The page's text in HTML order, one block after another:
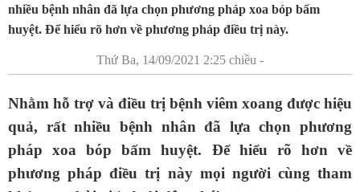
nhiều bệnh nhân đã lựa chọn phương pháp xoa bóp bấm
huyệt. Để hiểu rõ hơn về phương pháp điều trị này.
Thứ Ba, 14/09/2021 2:25 chiều -
Nhằm hỗ trợ và điều trị bệnh viêm xoang được hiệu
quả, rất nhiều bệnh nhân đã lựa chọn phương
pháp xoa bóp bấm huyệt. Để hiểu rõ hơn về
phương pháp điều trị này mọi người cùng tham